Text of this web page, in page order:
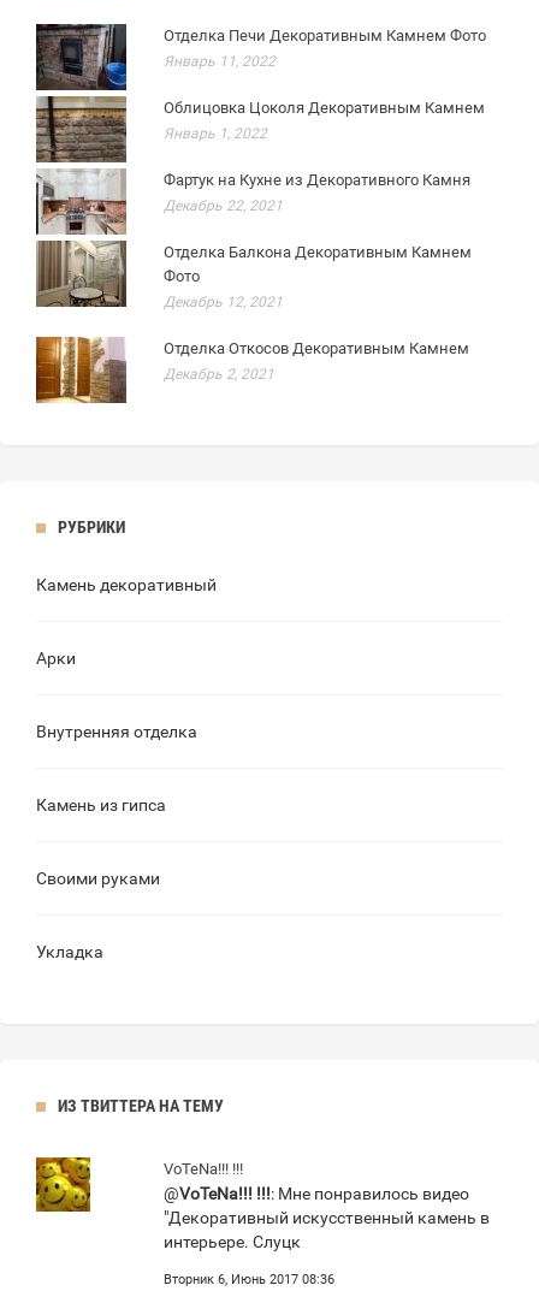
Отделка Печи Декоративным Камнем Фото
Январь 11, 2022
Облицовка Цоколя Декоративным Камнем
Январь 1, 2022
Фартук на Кухне из Декоративного Камня
Декабрь 22, 2021
Отделка Балкона Декоративным Камнем
Фото
Декабрь 12, 2021
Отделка Откосов Декоративным Камнем
Декабрь 2, 2021
РУБРИКИ
Камень декоративный
Арки
Внутренняя отделка
Камень из гипса
Своими руками
Укладка
ИЗ ТВИТТЕРА НА ТЕМУ
VoTeNa!!! !!!
@VoTeNa!!! !!!: Мне понравилось видео
"Декоративный искусственный камень в
интерьере. Слуцк
Вторник 6, Июнь 2017 08:36